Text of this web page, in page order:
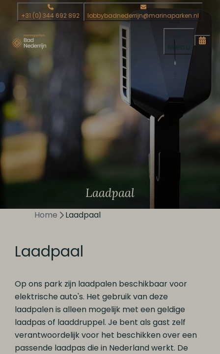
+31 (0) 344 692 892 lobbybadnederrijn@marinaparken.nl
Laadpaal
Home Laadpaal
Laadpaal
Op ons park zijn laadpalen beschikbaar voor
elektrische auto's. Het gebruik van deze
laadpalen is alleen mogelijk met een geldige
laadpas of laaddruppel. Je bent als gast zelf
verantwoordelijk voor het beschikken over een
passende laadpas die in Nederland werkt. De